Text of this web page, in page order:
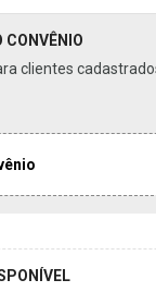
CONVÊNIO
clientes